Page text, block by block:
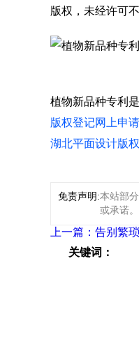
版权，未经许可
植物新品种专利
版权登记网上申
湖北平面设计版
免责声明:本站部
或承诺
上一篇：告别繁
关键词：